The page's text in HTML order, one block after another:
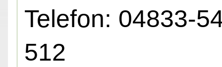
Telefon: 04833-
512